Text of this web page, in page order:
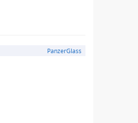
PanzerGlass